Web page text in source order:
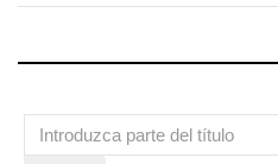
Introduzca
parte